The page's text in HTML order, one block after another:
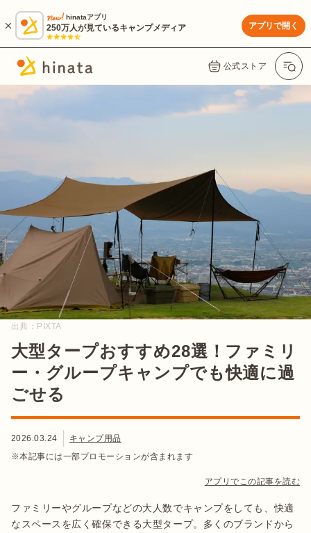
hinataアプリ
250万人が見ているキャンプメディア アプリで開く
公式ストア
出典： PIXTA
大型タープおすすめ28選！ファミリ
ー・グループキャンプでも快適に過
ごせる
2026.03.24
キャンプ用品
※本記事には一部プロモーションが含まれます
アプリでこの記事を読む
ファミリーやグループなどの大人数でキャンプをしても、快適
なスペースを広く確保できる大型タープ。多くのブランドから